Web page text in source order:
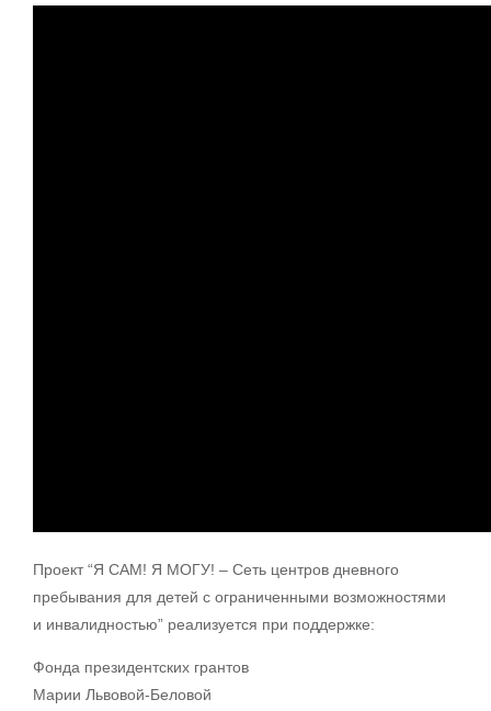
Проект “Я САМ! Я МОГУ! – Сеть центров дневного
пребывания для детей с ограниченными возможностями
и инвалидностью” реализуется при поддержке:
Фонда президентских грантов
Марии Львовой-Беловой